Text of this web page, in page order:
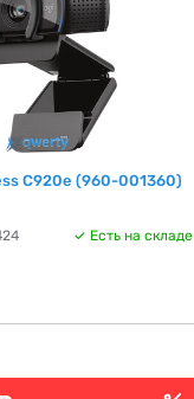
C920e (960-001360)
Есть на складе